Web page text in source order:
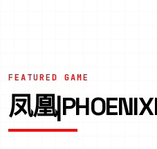
FEATURED GAME
凤凰